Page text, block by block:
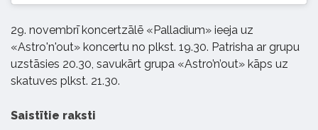
29. novembrī koncertzālē «Palladium» ieeja uz
«Astro'n'out» koncertu no plkst. 19.30. Patrisha ar grupu
uzstāsies 20.30, savukārt grupa «Astro’n’out» kāps uz
skatuves plkst. 21.30.
Saistītie raksti